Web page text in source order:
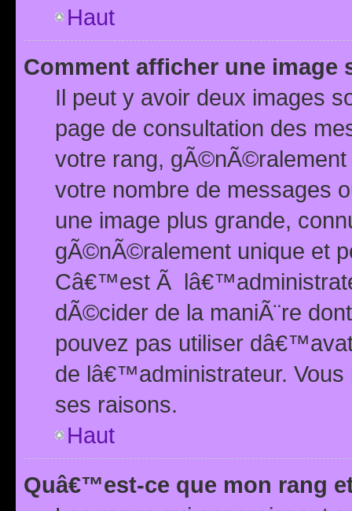
Haut
Comment afficher une image
Il peut y avoir deux images
page de consultation des
votre rang,
votre nombre de messages
une image plus grande,
gÃ©nÃ©ralement unique et
Câ€™est Ã
dÃ©cider de la maniÃ¨re
pouvez pas utiliser
de lâ€™administrateur.
ses raisons.
Haut
Quâ€™est-ce que mon rang